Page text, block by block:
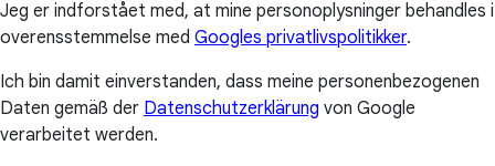
Jeg er indforstået med, at mine personoplysninger behandles i
overensstemmelse med Googles privatlivspolitikker.
Ich bin damit einverstanden, dass meine personenbezogenen
Daten gemäß der Datenschutzerklärung von Google
verarbeitet werden.